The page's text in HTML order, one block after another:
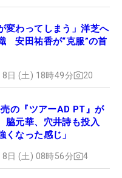
変わってしまう」洋芝へ
安田祐香が“克服”の首
日 (土) 18時49分 20
の『ツアーAD PT』が
元華、穴井詩も投入
くなった感じ」
日 (土) 08時56分 4